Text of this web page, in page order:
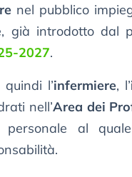
nel pubblico
già introdotto dal
2027.
l’infermiere, l’
nell’Area dei
al